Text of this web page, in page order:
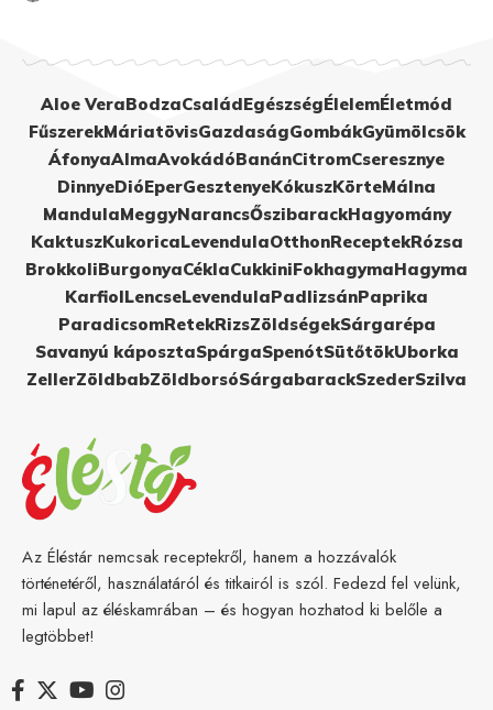
Aloe VeraBodzaCsaládEgészségÉlelemÉletmód
FűszerekMáriatövisGazdaságGombákGyümölcsök
ÁfonyaAlmaAvokádóBanánCitromCseresznye
DinnyeDióEperGesztenyeKókuszKörteMálna
MandulaMeggyNarancsŐszibarackHagyomány
KaktuszKukoricaLevendulaOtthonReceptekRózsa
BrokkoliBurgonyaCéklaCukkiniFokhagymaHagyma
KarfiolLencseLevendulaPadlizsánPaprika
ParadicsomRetekRizsZöldségekSárgarépa
Savanyú káposztaSpárgaSpenótSütőtökUborka
ZellerZöldbabZöldborsóSárgabarackSzederSzilva
Az Éléstár nemcsak receptekről, hanem a hozzávalók
történetéről, használatáról és titkairól is szól. Fedezd fel velünk,
mi lapul az éléskamrában – és hogyan hozhatod ki belőle a
legtöbbet!